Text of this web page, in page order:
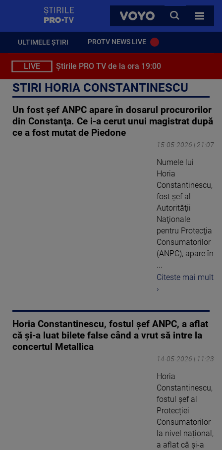
VOYO
CAUTA
TOATE
ULTIMELE ȘTIRI PROTV NEWS LIVE
LIVE Știrile PRO TV de la ora 19:00
STIRI HORIA CONSTANTINESCU
Un fost șef ANPC apare în dosarul procurorilor
din Constanţa. Ce i-a cerut unui magistrat după
ce a fost mutat de Piedone
15-05-2026 | 21:07
Numele lui
Horia
Constantinescu,
fost şef al
Autorităţii
Naţionale
pentru Protecţia
Consumatorilor
(ANPC), apare în
...
Citeste mai mult
›
Horia Constantinescu, fostul șef ANPC, a aflat
că și-a luat bilete false când a vrut să intre la
concertul Metallica
14-05-2026 | 11:23
Horia
Constantinescu,
fostul șef al
Protecției
Consumatorilor
la nivel național,
a aflat că și-a